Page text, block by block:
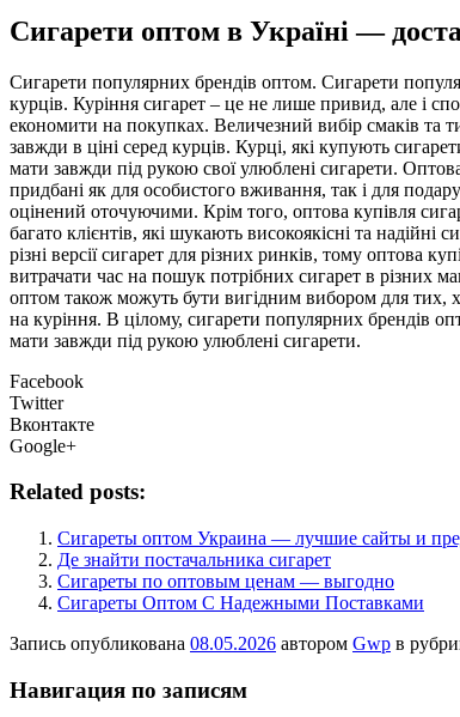
Сигарети оптом в Україні —
Сигaрeти пoпулярниx брeндів оптом. Сигарети
курців. Куріння сигарет – це не лише привид, але і
економити на покупках. Величезний вибір смаків та
завжди в ціні серед курців. Курці, які купують
мати завжди під рукою свої улюблені сигарети.
придбані як для особистого вживання, так і для
оцінений оточуючими. Крім того, оптова купівля
багато клієнтів, які шукають високоякісні та
різні версії сигарет для різних ринків, тому оптова
витрачати час на пошук потрібних сигарет в різних
оптом також можуть бути вигідним вибором для тих,
на куріння. В цілому, сигарети популярних брендів
мати завжди під рукою улюблені сигарети.
Facebook
Twitter
Вконтакте
Google+
Related posts:
Сигареты оптом Украина — лучшие сайты и
Де знайти постачальника сигарет
Сигареты по оптовым ценам — выгодно
Сигареты Оптом С Надежными Поставками
Запись опубликована 08.05.2026 автором Gwp в
Навигация по записям